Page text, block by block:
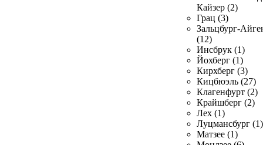
Кайзер (2)
Грац (3)
Зальцбург-
(12)
Инсбрук (1)
Йохберг (1)
Кирхберг (3)
Кицбюэль (27)
Клагенфурт (2)
Крайшберг (2)
Лех (1)
Луцмансбург (1)
Матзее (1)